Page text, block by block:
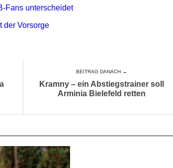
Fans unterscheidet
der Vorsorge
BEITRAG DANACH →
Kramny – ein Abstiegstrainer soll
Arminia Bielefeld retten